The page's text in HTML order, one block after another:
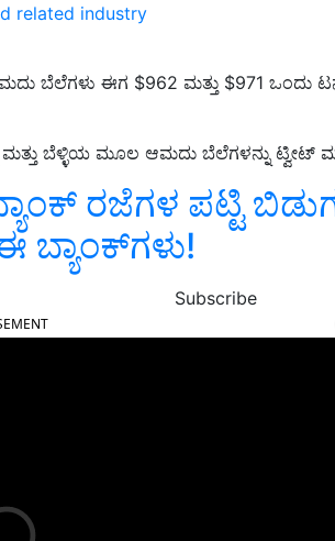
related industry
Subscribe
ಬೆಲೆಗಳು ಈಗ $962 ಮತ್ತು $971 ಒಂದು
ಮತ್ತು ಬೆಳ್ಳಿಯ ಮೂಲ ಆಮದು ಬೆಲೆಗಳನ್ನು ಟ್ವೀಟ್‌
ರಜೆಗಳ ಪಟ್ಟಿ